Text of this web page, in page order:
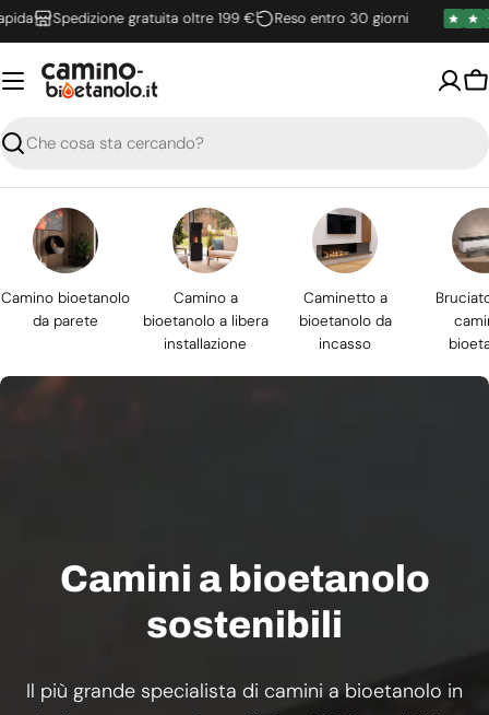
Vai
al
contenuto
Spedizione gratuita oltre 199 € Reso entro 30 giorni
Ricerca
Camino bioetanolo
da parete
Camino a
bioetanolo a libera
installazione
Caminetto a
bioetanolo da
incasso
Camini a bioetanolo
sostenibili
Il più grande specialista di camini a bioetanolo in